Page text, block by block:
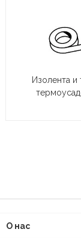
Изолента и
О нас